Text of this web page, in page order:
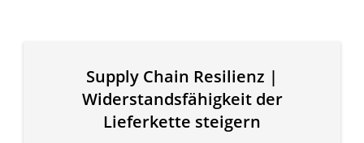
Supply Chain Resilienz |
Widerstandsfähigkeit der
Lieferkette steigern